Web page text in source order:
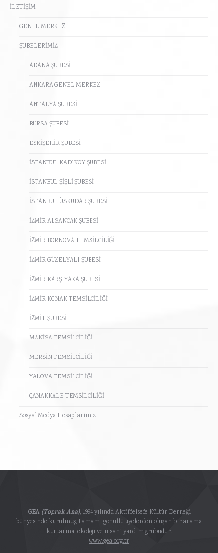
İLETİŞİM
GENEL MERKEZ
ŞUBELERİMİZ
ADANA ŞUBESİ
ANKARA GENEL MERKEZ
ANTALYA ŞUBESİ
BURSA ŞUBESİ
ESKİŞEHİR ŞUBESİ
İSTANBUL KADIKÖY ŞUBESİ
İSTANBUL ŞİŞLİ ŞUBESİ
İSTANBUL ÜSKÜDAR ŞUBESİ
İZMİR ALSANCAK ŞUBESİ
İZMİR BORNOVA TEMSİLCİLİĞİ
İZMİR GÜZELYALI ŞUBESİ
İZMİR KARŞIYAKA ŞUBESİ
İZMİR KONAK TEMSİLCİLİĞİ
İZMİT ŞUBESİ
MANİSA TEMSİLCİLİĞİ
MERSİN TEMSİLCİLİĞİ
YALOVA TEMSİLCİLİĞİ
ÇANAKKALE TEMSİLCİLİĞİ
Sosyal Medya Hesaplarımız
GEA (Toprak Ana), 1994 yılında Aktiffelsefe Kültür Derneği
bünyesinde kurulmuş, tamamı gönüllü üyelerden oluşan bir arama
kurtarma, ekoloji ve insani yardım grubudur.
www.gea.org.tr